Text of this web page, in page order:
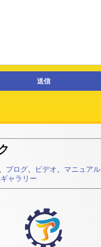
、 ブログ、 ビデオ、 マニュアル
ャラリー